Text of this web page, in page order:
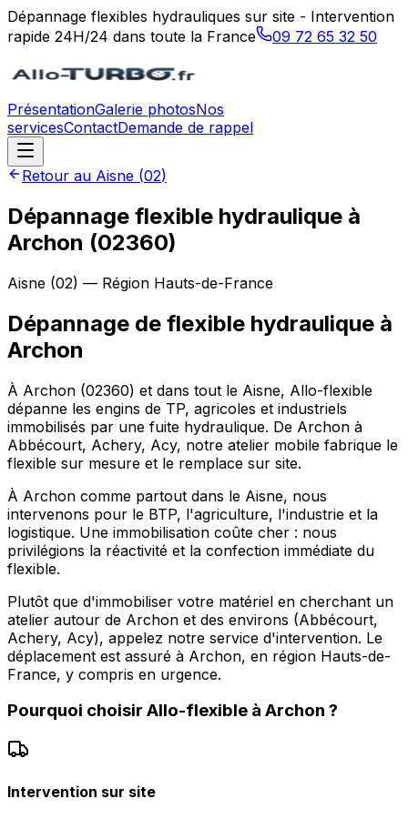
Dépannage flexibles hydrauliques sur site - Intervention
rapide 24H/24 dans toute la France
09 72 65 32 50
PrésentationGalerie photosNos
servicesContactDemande de rappel
Retour au Aisne (02)
Dépannage flexible hydraulique à
Archon (02360)
Aisne (02) — Région Hauts-de-France
Dépannage de flexible hydraulique à
Archon
À Archon (02360) et dans tout le Aisne, Allo-flexible
dépanne les engins de TP, agricoles et industriels
immobilisés par une fuite hydraulique. De Archon à
Abbécourt, Achery, Acy, notre atelier mobile fabrique le
flexible sur mesure et le remplace sur site.
À Archon comme partout dans le Aisne, nous
intervenons pour le BTP, l'agriculture, l'industrie et la
logistique. Une immobilisation coûte cher : nous
privilégions la réactivité et la confection immédiate du
flexible.
Plutôt que d'immobiliser votre matériel en cherchant un
atelier autour de Archon et des environs (Abbécourt,
Achery, Acy), appelez notre service d'intervention. Le
déplacement est assuré à Archon, en région Hauts-de-
France, y compris en urgence.
Pourquoi choisir Allo-flexible à Archon ?
Intervention sur site